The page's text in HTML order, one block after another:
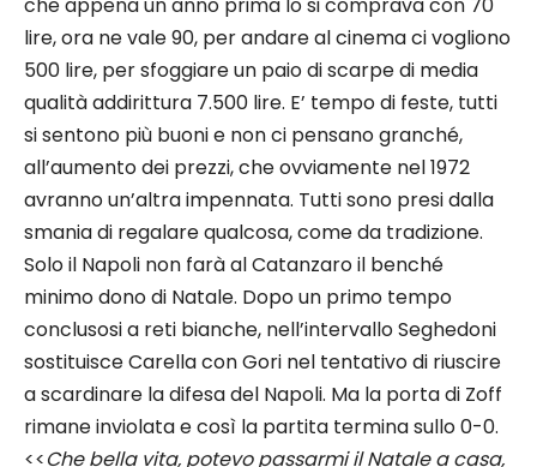
lire, ora ne vale 90, per andare al cinema ci vogliono
500 lire, per sfoggiare un paio di scarpe di media
qualità addirittura 7.500 lire. E’ tempo di feste, tutti
si sentono più buoni e non ci pensano granché,
all’aumento dei prezzi, che ovviamente nel 1972
avranno un’altra impennata. Tutti sono presi dalla
smania di regalare qualcosa, come da tradizione.
Solo il Napoli non farà al Catanzaro il benché
minimo dono di Natale. Dopo un primo tempo
conclusosi a reti bianche, nell’intervallo Seghedoni
sostituisce Carella con Gori nel tentativo di riuscire
a scardinare la difesa del Napoli. Ma la porta di Zoff
rimane inviolata e così la partita termina sullo 0-0.
<<Che bella vita, potevo passarmi il Natale a casa,